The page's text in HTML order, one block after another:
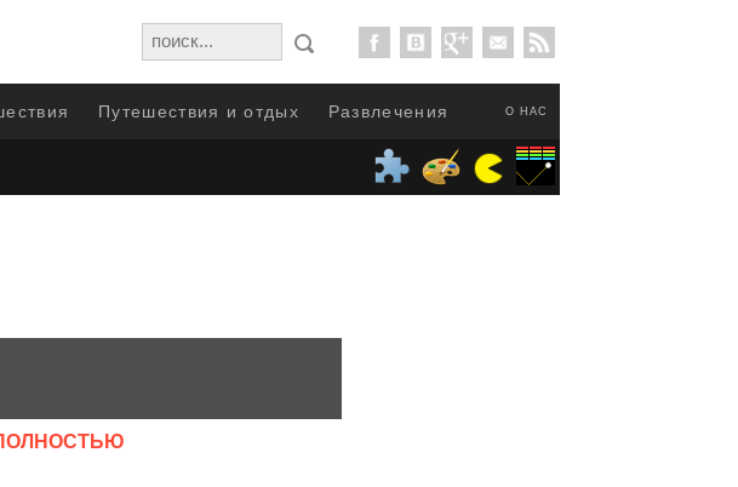
О НАС
Путешествия и отдых Развлечения